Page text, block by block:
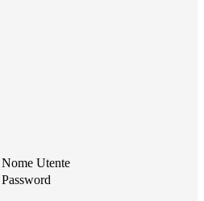
Nome Utente
Password